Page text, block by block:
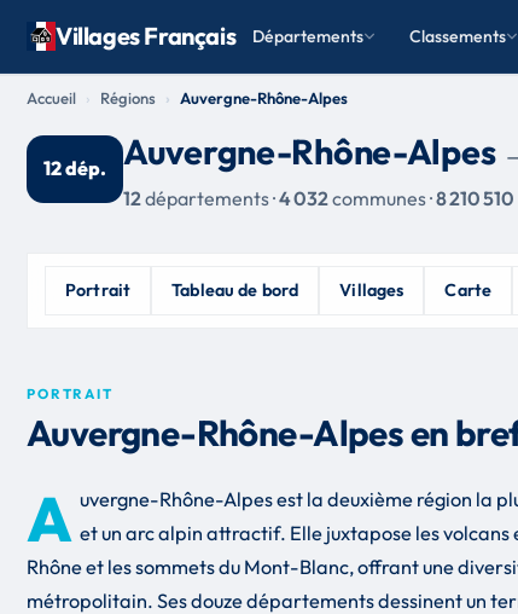
Villages Français Départements Classements
Accueil Régions Auvergne-Rhône-Alpes
12 dép. Auvergne-Rhône-Alpes
12départements ·4 032communes ·8 210 510
Portrait Tableau de bord Villages Carte
PORTRAIT
Auvergne-Rhône-Alpes en
A uvergne-Rhône-Alpes est la deuxième région la
et un arc alpin attractif. Elle juxtapose les
Rhône et les sommets du Mont-Blanc, offrant une
métropolitain. Ses douze départements dessinent un